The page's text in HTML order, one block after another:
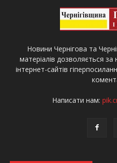
Новини Чернігова та
матеріалів дозволяється
інтернет-сайтів
Написати нам: